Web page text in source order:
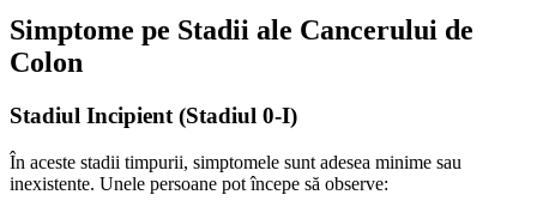
Simptome pe Stadii ale Cancerului de
Colon
Stadiul Incipient (Stadiul 0-I)
În aceste stadii timpurii, simptomele sunt adesea minime sau
inexistente. Unele persoane pot începe să observe: